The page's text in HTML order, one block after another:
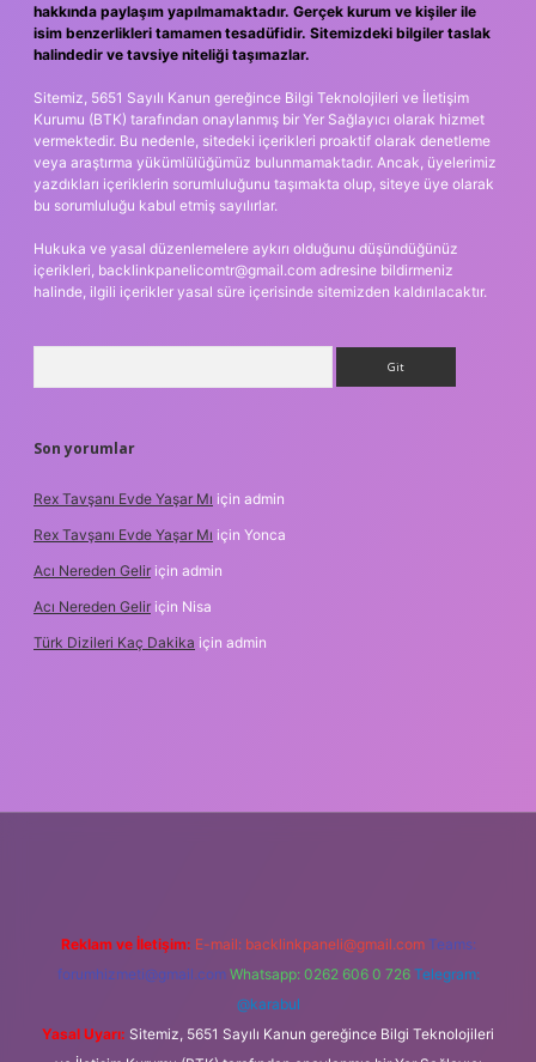
hakkında paylaşım yapılmamaktadır. Gerçek kurum ve kişiler ile
isim benzerlikleri tamamen tesadüfidir. Sitemizdeki bilgiler taslak
halindedir ve tavsiye niteliği taşımazlar.
Sitemiz, 5651 Sayılı Kanun gereğince Bilgi Teknolojileri ve İletişim
Kurumu (BTK) tarafından onaylanmış bir Yer Sağlayıcı olarak hizmet
vermektedir. Bu nedenle, sitedeki içerikleri proaktif olarak denetleme
veya araştırma yükümlülüğümüz bulunmamaktadır. Ancak, üyelerimiz
yazdıkları içeriklerin sorumluluğunu taşımakta olup, siteye üye olarak
bu sorumluluğu kabul etmiş sayılırlar.
Hukuka ve yasal düzenlemelere aykırı olduğunu düşündüğünüz
içerikleri, backlinkpanelicomtr@gmail.com adresine bildirmeniz
halinde, ilgili içerikler yasal süre içerisinde sitemizden kaldırılacaktır.
Son yorumlar
Rex Tavşanı Evde Yaşar Mı için admin
Rex Tavşanı Evde Yaşar Mı için Yonca
Acı Nereden Gelir için admin
Acı Nereden Gelir için Nisa
Türk Dizileri Kaç Dakika için admin
Reklam ve İletişim: E-mail: backlinkpaneli@gmail.com Teams:
forumhizmeti@gmail.com Whatsapp: 0262 606 0 726 Telegram:
@karabul
Yasal Uyarı: Sitemiz, 5651 Sayılı Kanun gereğince Bilgi Teknolojileri